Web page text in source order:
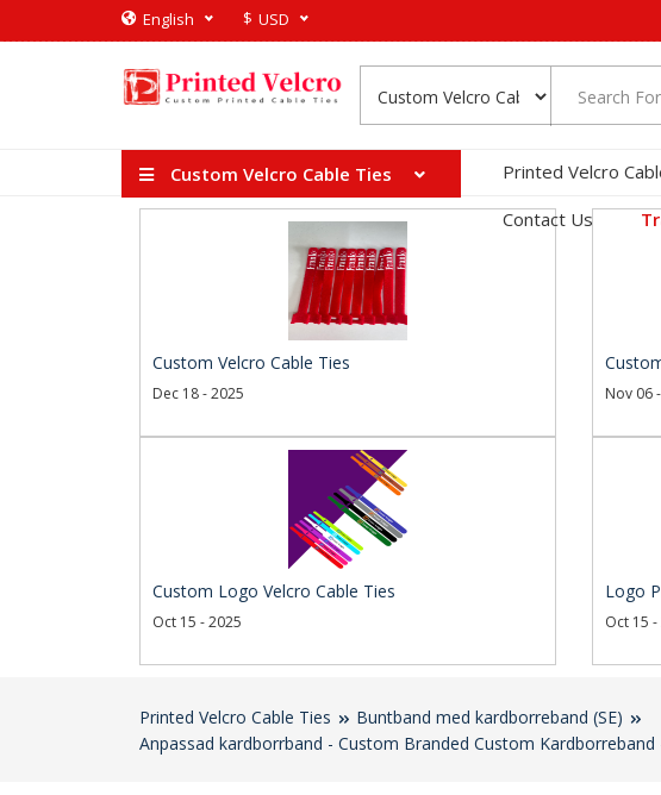
English $ USD
Custom Velcro Cable Ties Printed Velcro
Contact Us
Custom Velcro Cable Ties
Dec 18 - 2025 Nov 06
Custom Logo Velcro Cable Ties
Oct 15 - 2025
Logo
Oct 15
Printed Velcro Cable Ties
Buntband med kardborreband (SE)
Anpassad kardborrband - Custom Branded Custom